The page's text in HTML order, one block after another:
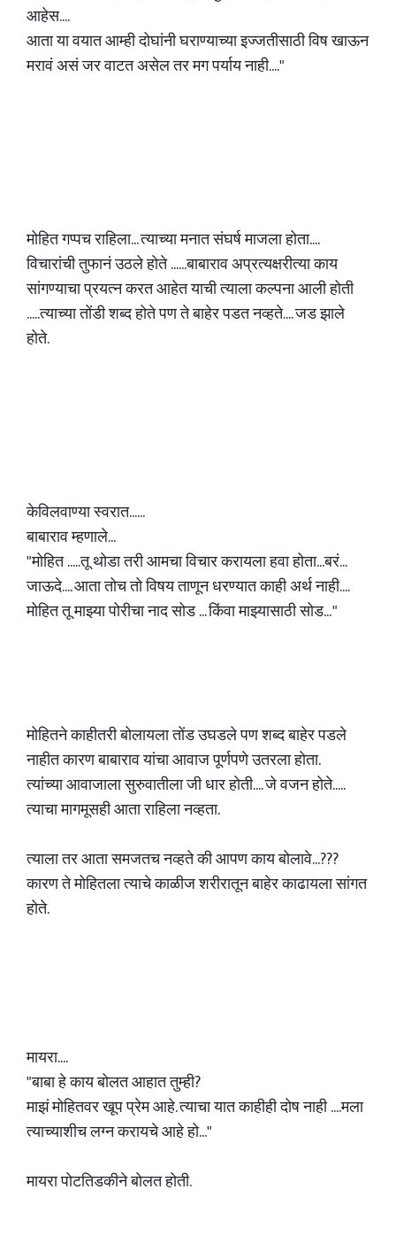
आहेस....
आता या वयात आम्ही दोघांनी घराण्याच्या इज्जतीसाठी विष खाऊन
मरावं असं जर वाटत असेल तर मग पर्याय नाही...."
मोहित गप्पच राहिला... त्याच्या मनात संघर्ष माजला होता....
विचारांची तुफानं उठले होते ......बाबाराव अप्रत्यक्षरीत्या काय
सांगण्याचा प्रयत्न करत आहेत याची त्याला कल्पना आली होती
.....त्याच्या तोंडी शब्द होते पण ते बाहेर पडत नव्हते.... जड झाले
होते.
केविलवाण्या स्वरात......
बाबाराव म्हणाले...
"मोहित .....तू थोडा तरी आमचा विचार करायला हवा होता...बरं...
जाऊदे.... आता तोच तो विषय ताणून धरण्यात काही अर्थ नाही....
मोहित तू माझ्या पोरीचा नाद सोड ... किंवा माझ्यासाठी सोड... "
मोहितने काहीतरी बोलायला तोंड उघडले पण शब्द बाहेर पडले
नाहीत कारण बाबाराव यांचा आवाज पूर्णपणे उतरला होता.
त्यांच्या आवाजाला सुरुवातीला जी धार होती.... जे वजन होते.....
त्याचा मागमूसही आता राहिला नव्हता.
त्याला तर आता समजतच नव्हते की आपण काय बोलावे...???
कारण ते मोहितला त्याचे काळीज शरीरातून बाहेर काढायला सांगत
होते.
मायरा....
"बाबा हे काय बोलत आहात तुम्ही?
माझं मोहितवर खूप प्रेम आहे. त्याचा यात काहीही दोष नाही ....मला
त्याच्याशीच लग्न करायचे आहे हो..."
मायरा पोटतिडकीने बोलत होती.